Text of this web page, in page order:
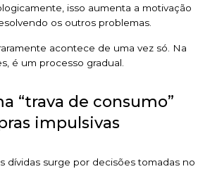
isso aumenta a motivação
os outros problemas.
acontece de uma vez só. Na
é um processo gradual.
“trava de consumo”
impulsivas
dívidas surge por decisões tomadas no